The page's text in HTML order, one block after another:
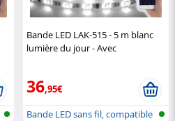
Bande LED LAK-515 - 5 m blanc
lumière du jour - Avec
36,95€
Bande LED sans fil, compatible